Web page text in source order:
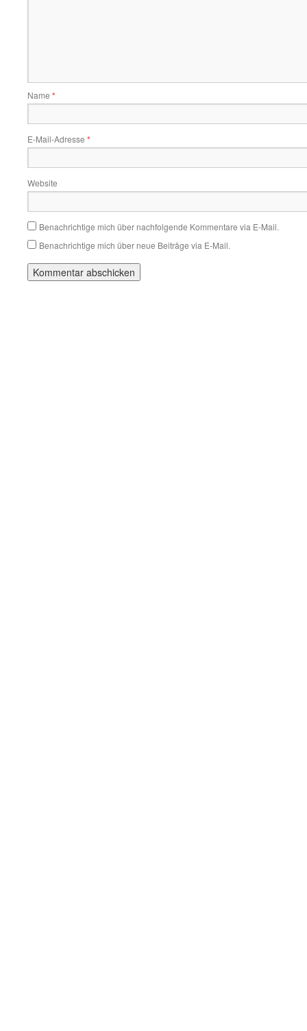
Name *
E-Mail-Adresse *
Website
Benachrichtige mich über nachfolgende Kommentare via E-Mail.
Benachrichtige mich über neue Beiträge via E-Mail.